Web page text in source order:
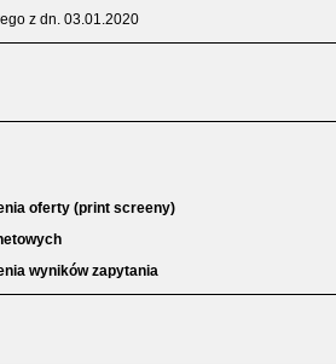
z dn. 03.01.2020
oferty (print screeny)
wyników zapytania